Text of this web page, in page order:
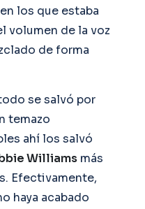
los que estaba
volumen de la voz
de forma
se salvó por
temazo
ahí los salvó
Williams más
Efectivamente,
haya acabado